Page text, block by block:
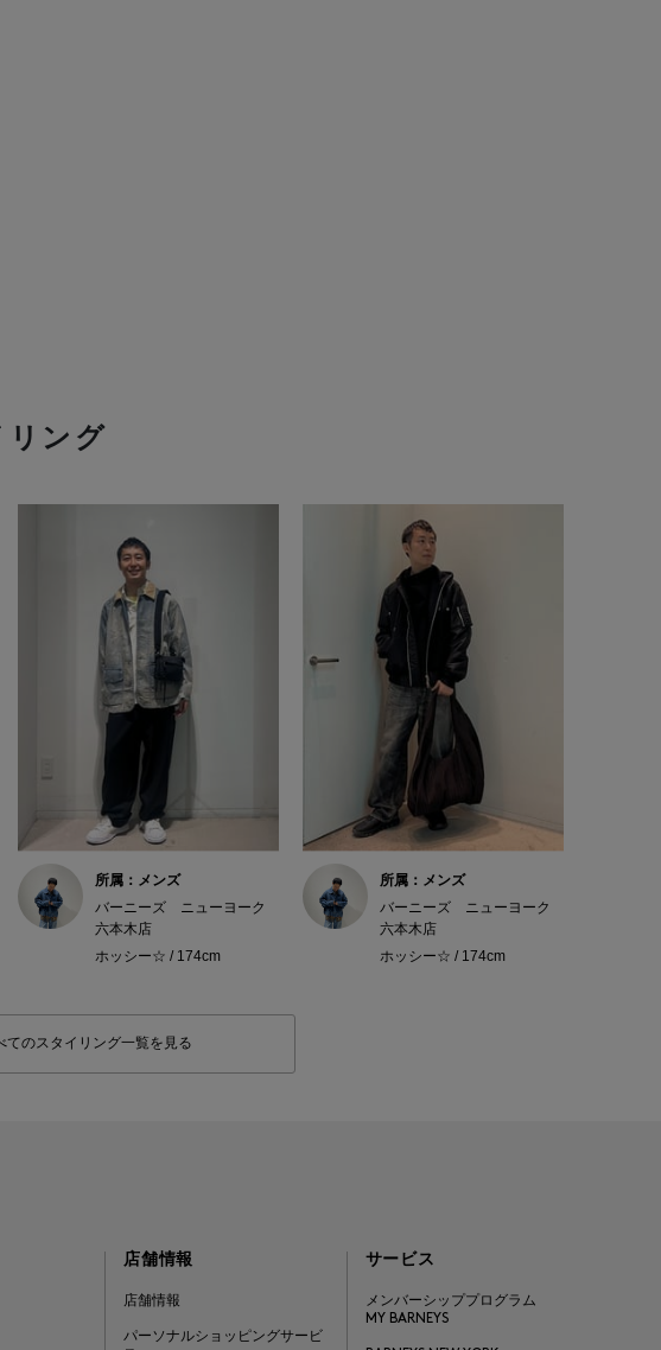
ング
所属：メンズ
バーニーズ ニューヨーク
六本木店
ホッシー☆ / 174cm
所属：メンズ
バーニーズ ニューヨーク
六本木店
ホッシー☆ / 174cm
てのスタイリング一覧を見る
店舗情報
店舗情報
パーソナルショッピングサービ
サービス
メンバーシッププログラム
MY BARNEYS